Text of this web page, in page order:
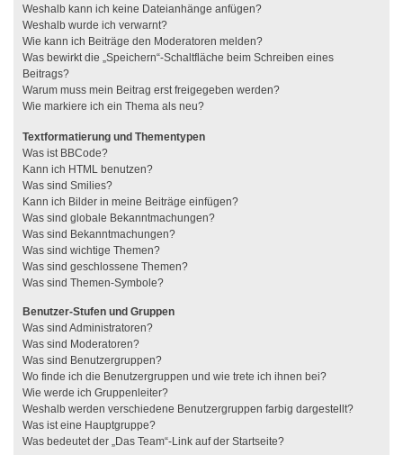
Weshalb kann ich keine Dateianhänge anfügen?
Weshalb wurde ich verwarnt?
Wie kann ich Beiträge den Moderatoren melden?
Was bewirkt die „Speichern“-Schaltfläche beim Schreiben eines
Beitrags?
Warum muss mein Beitrag erst freigegeben werden?
Wie markiere ich ein Thema als neu?
Textformatierung und Thementypen
Was ist BBCode?
Kann ich HTML benutzen?
Was sind Smilies?
Kann ich Bilder in meine Beiträge einfügen?
Was sind globale Bekanntmachungen?
Was sind Bekanntmachungen?
Was sind wichtige Themen?
Was sind geschlossene Themen?
Was sind Themen-Symbole?
Benutzer-Stufen und Gruppen
Was sind Administratoren?
Was sind Moderatoren?
Was sind Benutzergruppen?
Wo finde ich die Benutzergruppen und wie trete ich ihnen bei?
Wie werde ich Gruppenleiter?
Weshalb werden verschiedene Benutzergruppen farbig dargestellt?
Was ist eine Hauptgruppe?
Was bedeutet der „Das Team“-Link auf der Startseite?